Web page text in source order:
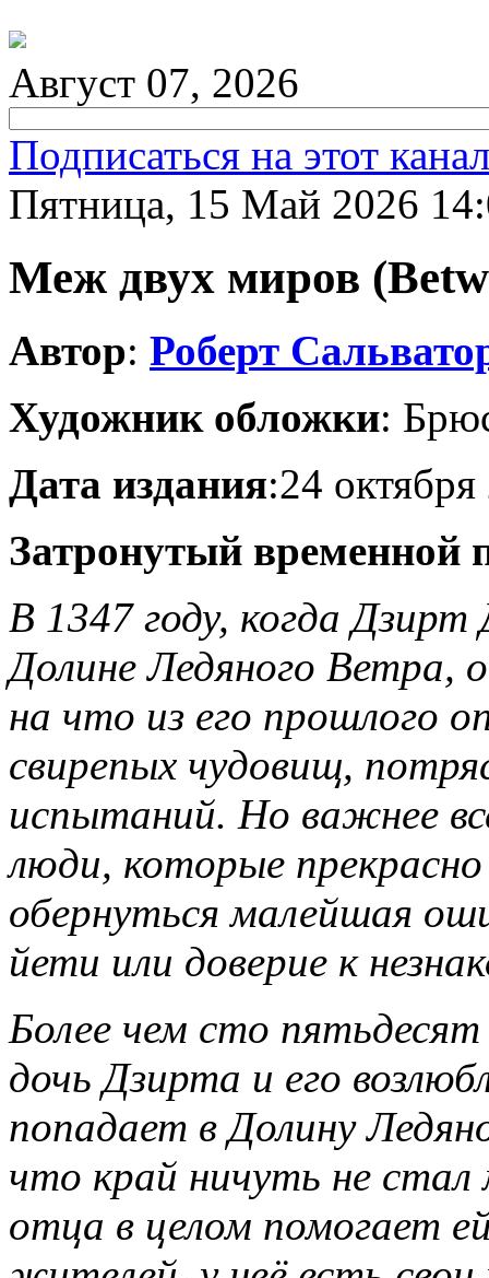
Август 07, 2026
Подписаться на этот
Пятница, 15 Май 2026
Меж двух миров
Автор: Роберт
Художник обложки:
Дата издания:24 октября
Затронутый временной
В 1347 году, когда Дзирт
Долине Ледяного Ветра,
на что из его прошлого
свирепых чудовищ,
испытаний. Но важнее
люди, которые
обернуться малейшая
йети или доверие к
Более чем сто
дочь Дзирта и его
попадает в Долину
что край ничуть не стал
отца в целом помогает